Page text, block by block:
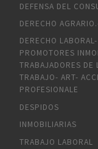
DEFENSA DEL
DERECHO
DERECHO
PROMOTORES
TRABAJADORES DE
TRABAJO- ART-
PROFESIONALE
DESPIDOS
INMOBILIARIAS
TRABAJO LABORAL